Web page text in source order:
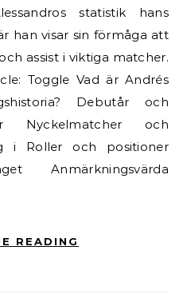
statistik hans
han visar sin förmåga att
assist i viktiga matcher.
Toggle Vad är Andrés
Debutår och
Nyckelmatcher och
i Roller och positioner
Anmärkningsvärda
READING